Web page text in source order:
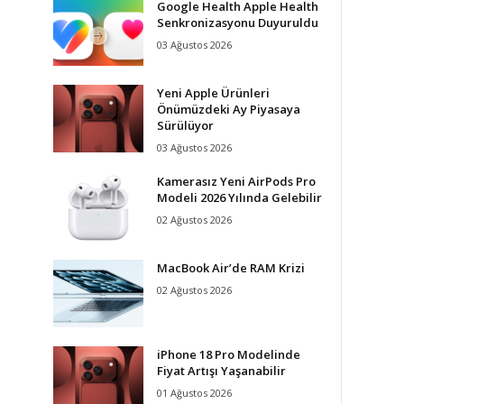
Google Health Apple Health
Senkronizasyonu Duyuruldu
03 Ağustos 2026
Yeni Apple Ürünleri
Önümüzdeki Ay Piyasaya
Sürülüyor
03 Ağustos 2026
Kamerasız Yeni AirPods Pro
Modeli 2026 Yılında Gelebilir
02 Ağustos 2026
MacBook Air’de RAM Krizi
02 Ağustos 2026
iPhone 18 Pro Modelinde
Fiyat Artışı Yaşanabilir
01 Ağustos 2026